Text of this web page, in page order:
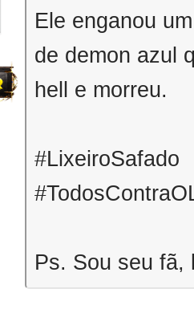
Ele enganou
de demon azul
hell e morreu.
#LixeiroSafado
Ps. Sou seu fã,